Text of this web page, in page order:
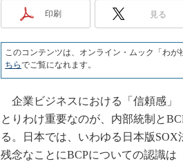
印刷 見る
このコンテンツは、オンライン・ムック「わ
ちらでご覧になれます。
企業ビジネスにおける「信頼感」
とりわけ重要なのが、内部統制と
る。日本では、いわゆる日本版
残念なことにBCPについての認識